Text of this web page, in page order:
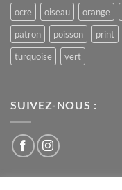
ocre
oiseau orange
patron
poisson print
turquoise
vert
SUIVEZ-NOUS :